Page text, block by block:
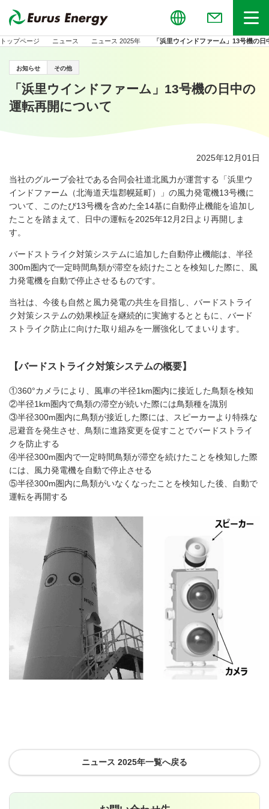
Globalお問い合わせメニュー
トップページ ニュース ニュース 2025年 「浜里ウインドファーム」13号機の
お知らせ その他
「浜里ウインドファーム」13号機の日中の
運転再開について
2025年12月01日
当社のグループ会社である合同会社道北風力が運営する「浜里ウ
インドファーム（北海道天塩郡幌延町）」の風力発電機13号機に
ついて、このたび13号機を含めた全14基に自動停止機能を追加し
たことを踏まえて、日中の運転を2025年12 月 2日より再開しま
す。
バードストライク対策システムに追加した自動停止機能は、半径
300m圏内で一定時間鳥類が滞空を続けたことを検知した際に、風
力発電機を自動で停止させるものです。
当社は、今後も自然と風力発電の共生を目指し、バードストライ
ク対策システムの効果検証を継続的に実施するとともに、バード
ストライク防止に向けた取り組みを一層強化してまいります。
【バードストライク対策システムの概要】
①360°カメラにより、風車の半径1km圏内に接近した鳥類を検知
②半径1km圏内で鳥類の滞空が続いた際には鳥類種を識別
③半径300m圏内に鳥類が接近した際には、スピーカーより特殊な
忌避音を発生させ、鳥類に進路変更を促すことでバードストライ
クを防止する
④半径300m圏内で一定時間鳥類が滞空を続けたことを検知した際
には、風力発電機を自動で停止させる
⑤半径300m圏内に鳥類がいなくなったことを検知した後、自動で
運転を再開する
ニュース 2025年一覧へ戻る